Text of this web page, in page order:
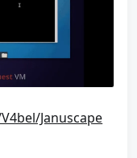
Januscape